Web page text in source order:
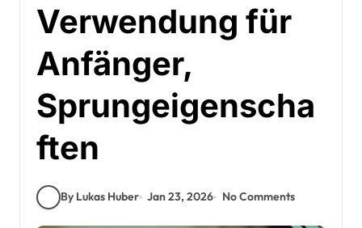
Verwendung für
Anfänger,
Sprungeigenscha
ften
By Lukas Huber Jan 23, 2026 No Comments